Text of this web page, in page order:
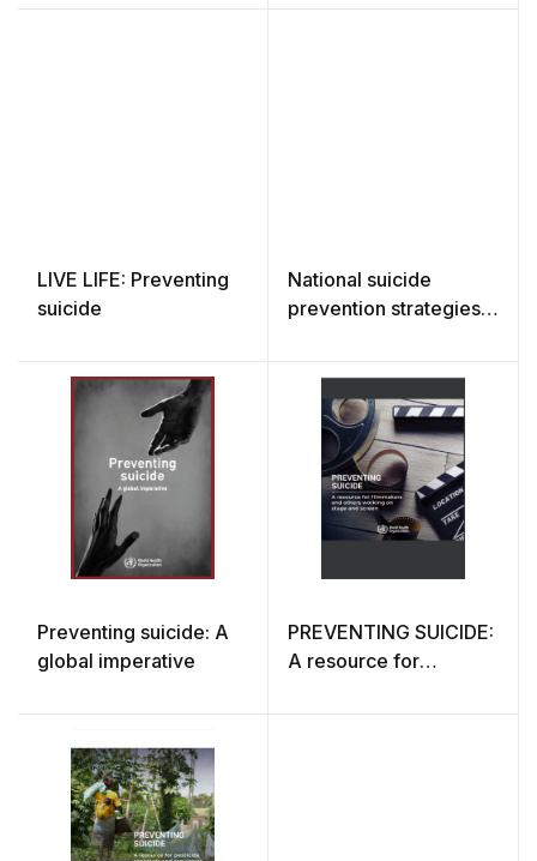
in countries
LIVE LIFE: Preventing
suicide
National suicide
prevention strategies:
and indicators
Preventing suicide: A
global imperative
PREVENTING SUICIDE:
A resource for
working on stage and